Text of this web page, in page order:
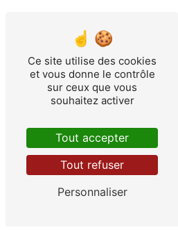
Optez pour un
qualité avec SAS
les-Vallées.
34 47 pour plus
bénéficier de nos
Ce site utilise des cookies
et vous donne le contrôle
sur ceux que vous
souhaitez activer
Tout accepter
Tout refuser
Personnaliser